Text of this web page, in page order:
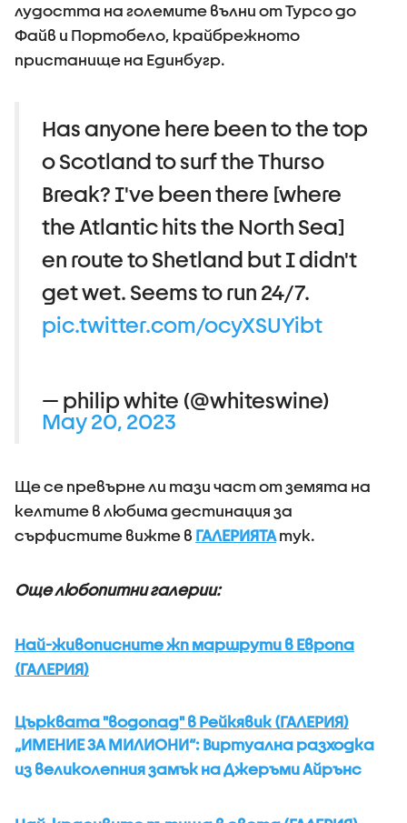
лудостта на големите вълни от Турсо до
Файв и Портобело, крайбрежното
пристанище на Единбугр.
Has anyone here been to the top
o Scotland to surf the Thurso
Break? I've been there [where
the Atlantic hits the North Sea]
en route to Shetland but I didn't
get wet. Seems to run 24/7.
pic.twitter.com/ocyXSUYibt
— philip white (@whiteswine)
May 20, 2023
Ще се превърне ли тази част от земята на
келтите в любима дестинация за
сърфистите вижте в ГАЛЕРИЯТАтук.
Още любопитни галерии:
Най-живописните жп маршрути в Европа
(ГАЛЕРИЯ)
Църквата "водопад" в Рейкявик (ГАЛЕРИЯ)
„ИМЕНИЕ ЗА МИЛИОНИ“: Виртуална разходка
из великолепния замък на Джеръми Айрънс